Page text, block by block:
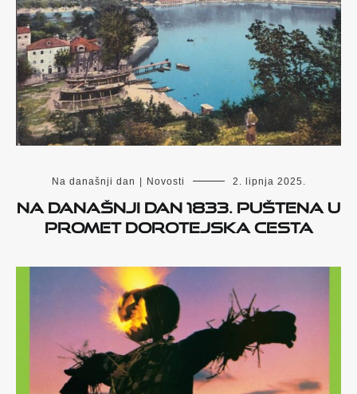
Na današnji dan Novosti 2. lipnja 2025.
Na današnji dan 1833. puštena u
promet Dorotejska cesta